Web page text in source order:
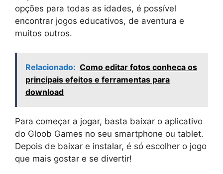
opções para todas as idades, é possível
encontrar jogos educativos, de aventura e
muitos outros.
Relacionado: Como editar fotos conheca os
principais efeitos e ferramentas para
download
Para começar a jogar, basta baixar o aplicativo
do Gloob Games no seu smartphone ou tablet.
Depois de baixar e instalar, é só escolher o jogo
que mais gostar e se divertir!